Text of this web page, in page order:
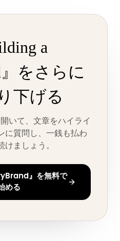
a
をさらに
下げる
いて、文章をハイライ
に質問し、一銭も払わ
けましょう。
』を無料で
める